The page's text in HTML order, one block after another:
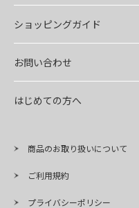
ショッピングガイド
お問い合わせ
はじめての方へ
商品のお取り扱いについて
ご利用規約
プライバシーポリシー